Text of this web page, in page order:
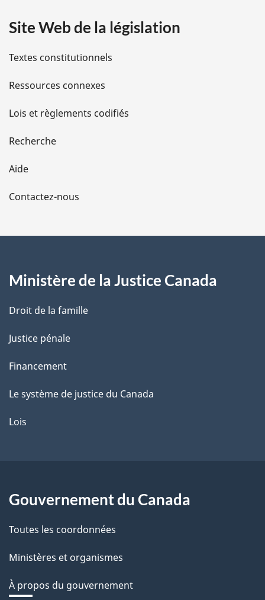
i
l
s
d
e
l
a
e
Site Web de la législation
Textes constitutionnels
Ressources connexes
Lois et règlements codifiés
Recherche
Aide
Contactez-nous
Ministère de la Justice Canada
Droit de la famille
Justice pénale
Financement
Le système de justice du Canada
Lois
Gouvernement du Canada
Toutes les coordonnées
Ministères et organismes
À propos du gouvernement